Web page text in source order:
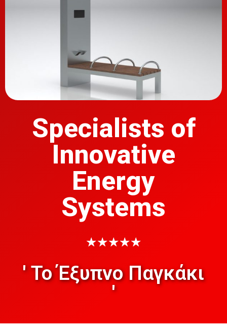
Specialists of
Innovative
Energy
Systems
★★★★★
' Το Έξυπνο Παγκάκι
'